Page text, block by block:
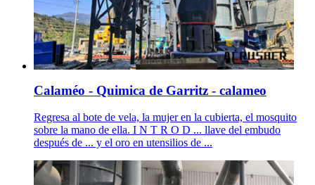
Calaméo - Quimica de Garritz - calameo
Regresa al bote de vela, la mujer en la cubierta, el mosquito
sobre la mano de ella. I N T R O D ... llave del embudo
después de ... y el oro en utensilios de ...